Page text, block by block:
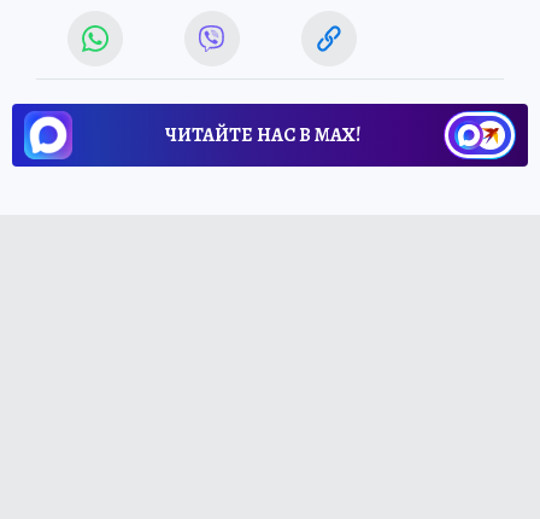
ЧИТАЙТЕ НАС В МАХ!